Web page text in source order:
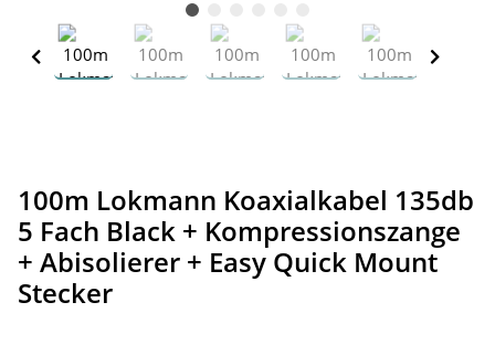
100m Lokmann Koaxialkabel 135db
5 Fach Black + Kompressionszange
+ Abisolierer + Easy Quick Mount
Stecker